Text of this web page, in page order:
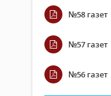
№58 газет
№57 газет
№56 газет